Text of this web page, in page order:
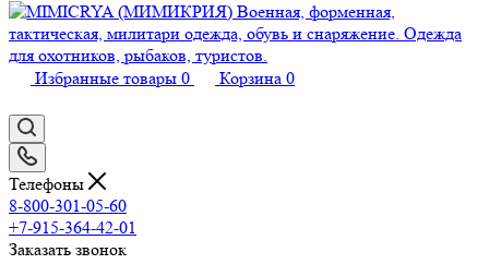
Избранные товары 0 Корзина 0
Телефоны
8-800-301-05-60
+7-915-364-42-01
Заказать звонок